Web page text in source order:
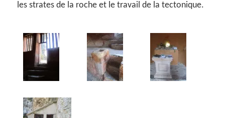
les strates de la roche et le travail de la tectonique.